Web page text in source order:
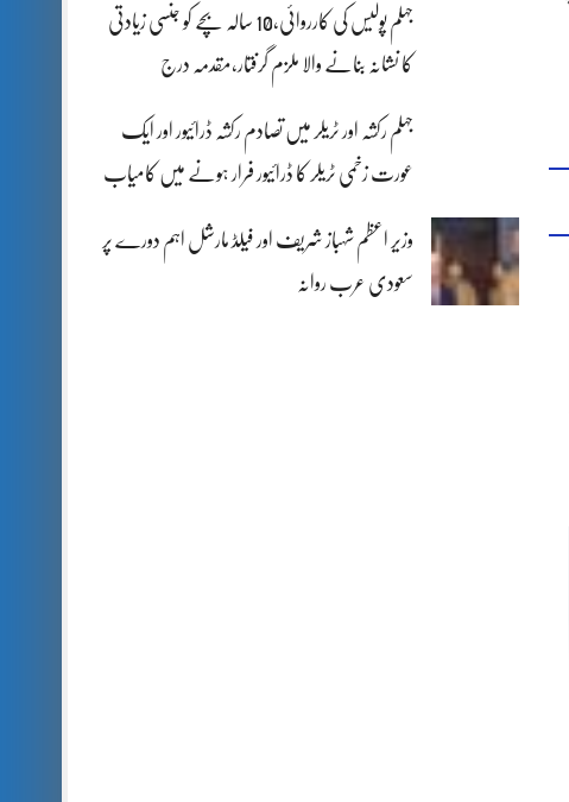
جہلم پولیس کی کارروائی،10 سالہ بچے کو جنسی زیادتی
کا نشانہ بنانے والا ملزم گرفتار،مقدمہ درج
جہلم رکشہ اور ٹریلر میں تصادم رکشہ ڈرائیور اور ایک
عورت زخمی ٹریلر کا ڈرائیور فرار ہونے میں کامیاب
وزیر اعظم شہباز شریف اور فیلڈ مارشل اہم دورے پر
سعودی عرب روانہ